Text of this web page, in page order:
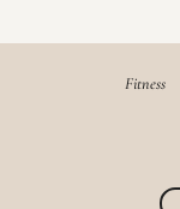
Fitness